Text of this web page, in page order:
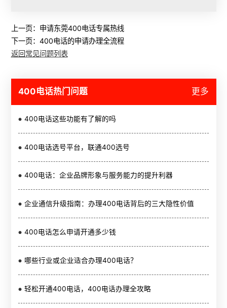
上一页： 申请东莞400电话专属热线
下一页： 400电话的申请办理全流程
返回常见问题列表
400电话热门问题 更多
400电话这些功能有了解的吗
400电话选号平台，联通400选号
400电话：企业品牌形象与服务能力的提升利器
企业通信升级指南：办理400电话背后的三大隐性价值
400电话怎么申请开通多少钱
哪些行业或企业适合办理400电话？
轻松开通400电话，400电话办理全攻略